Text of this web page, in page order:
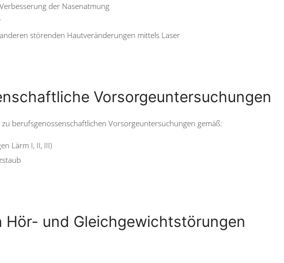
der Nasenatmung
störenden Hautveränderungen mittels Laser
Vorsorgeuntersuchungen
berufsgenossenschaftlichen Vorsorgeuntersuchungen gemäß:
Lärm I, II, III)
Hör- und Gleichgewichtstörungen